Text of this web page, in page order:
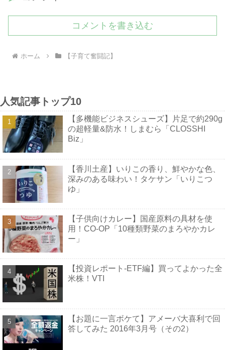
コメントを書き込む
ホーム 【子育て奮闘記】
人気記事トップ10
【多機能ビジネスシューズ】片足で約290g
の超軽量&防水！しまむら「CLOSSHI
Biz」
【香川土産】いりこの香り、鮮やかな色、
深みのある味わい！タケサン「いりこつ
ゆ」
【子供向けカレー】国産原料の具材を使
用！CO-OP「10種類野菜のまろやかカレ
ー」
【投資レポート-ETF編】買ってよかった全
米株！VTI
【お題に一言ボケて】アメーバ大喜利で回
答してみた 2016年3月号（その2）